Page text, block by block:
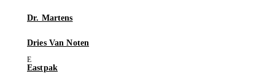
Dr. Martens
Dries Van Noten
Eastpak